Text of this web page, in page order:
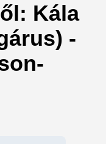
Kála
-